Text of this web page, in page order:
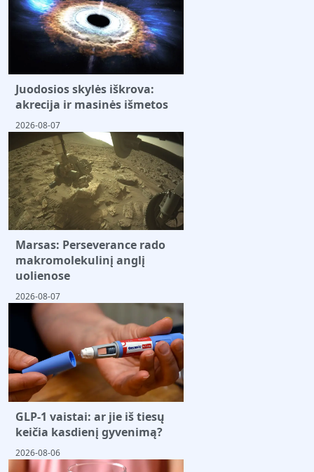
Juodosios skylės iškrova:
akrecija ir masinės išmetos
2026-08-07
Marsas: Perseverance rado
makromolekulinį anglį
uolienose
2026-08-07
GLP-1 vaistai: ar jie iš tiesų
keičia kasdienį gyvenimą?
2026-08-06